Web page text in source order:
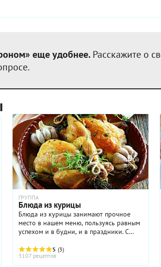
еще удобнее. Расскажите о
ГРУППА
Блюда из курицы
Блюда из курицы занимают прочное
место в нашем меню, пользуясь равным
успехом и в будни, и в праздники. С
зачастую начинается знакомство с
кулинарным искусством: нужно ...
5 (3)
3107 рецептов